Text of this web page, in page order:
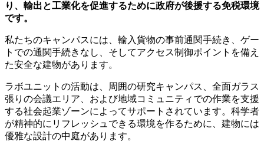
り、輸出と工業化を促進するために政府が後援する免税環境
です。
私たちのキャンパスには、輸入貨物の事前通関手続き、ゲー
トでの通関手続きなし、そしてアクセス制御ポイントを備え
た安全な建物があります。
ラボユニットの活動は、周囲の研究キャンパス、全面ガラス
張りの会議エリア、および地域コミュニティでの作業を支援
する社会起業ゾーンによってサポートされています。科学者
が精神的にリフレッシュできる環境を作るために、建物には
優雅な設計の中庭があります。